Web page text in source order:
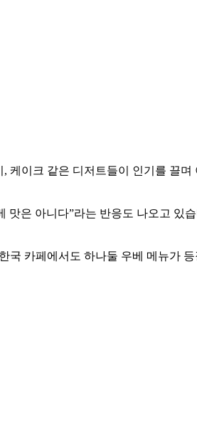
이크 같은 디저트들이 인기를 끌
은 아니다”라는 반응도 나오고 있
한국 카페에서도 하나둘 우베 메뉴